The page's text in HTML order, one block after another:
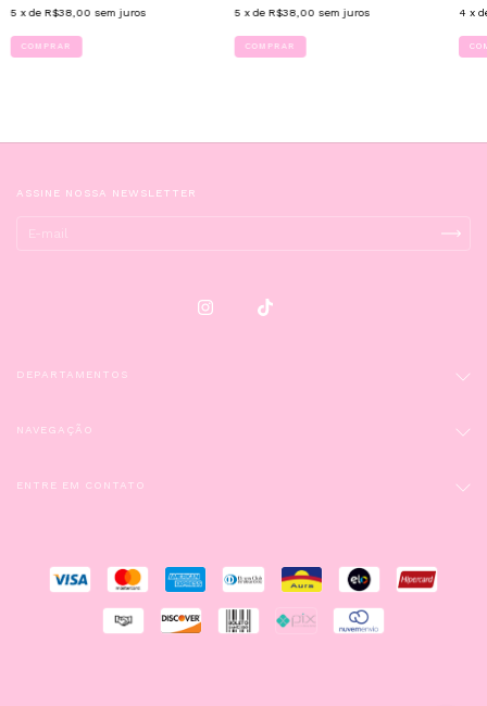
5 x de R$38,00 sem juros 5 x de R$38,00 sem juros 4 x
ASSINE NOSSA NEWSLETTER
DEPARTAMENTOS
NAVEGAÇÃO
ENTRE EM CONTATO